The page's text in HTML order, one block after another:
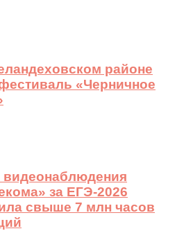
районе
«Черничное
видеонаблюдения
за ЕГЭ-2026
свыше 7 млн часов